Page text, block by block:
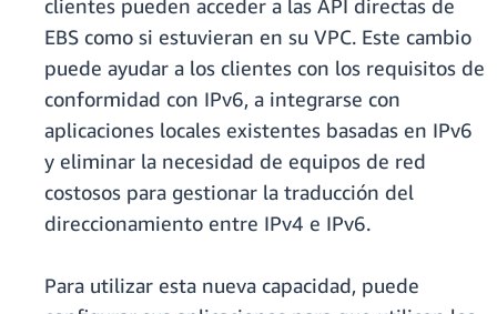
clientes pueden acceder a las API directas de
EBS como si estuvieran en su VPC. Este cambio
puede ayudar a los clientes con los requisitos de
conformidad con IPv6, a integrarse con
aplicaciones locales existentes basadas en IPv6
y eliminar la necesidad de equipos de red
costosos para gestionar la traducción del
direccionamiento entre IPv4 e IPv6.
Para utilizar esta nueva capacidad, puede